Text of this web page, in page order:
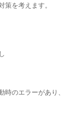
を考えます。
のエラーがあり、